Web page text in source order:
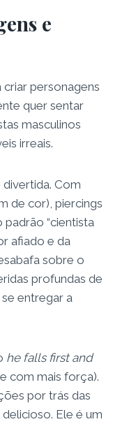
e
personagens
quer sentar
masculinos
irreais.
Com
de cor), piercings
“cientista
afiado e da
sobre o
profundas de
entregar a
he falls first and
com mais força).
por trás das
Ele é um